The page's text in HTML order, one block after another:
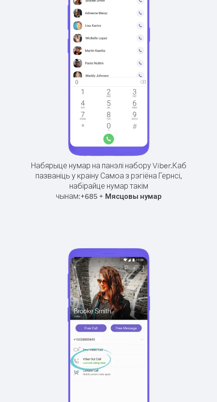
Набярыце нумар на панэлі набору Viber.Каб
пазваніць у краіну Самоа з рэгіёна Гернсі,
набірайце нумар такім
чынам:+685+ Мясцовы нумар